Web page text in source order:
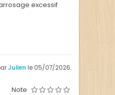
excessif
Julien le 05/07/2026.
Note